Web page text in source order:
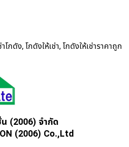
าโกดัง, โกดังให้เช่า, โกดังให้เช่าราคาถูก
(2006) จำกัด
(2006) Co.,Ltd